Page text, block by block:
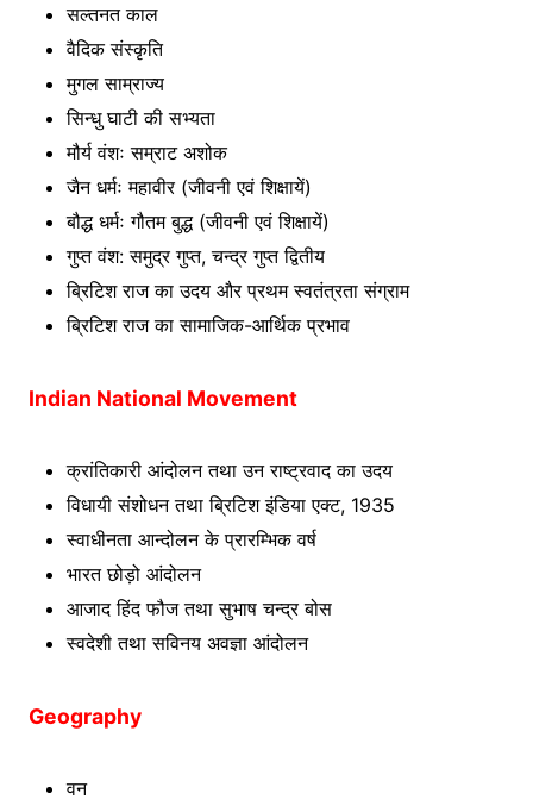
सल्तनत काल
वैदिक संस्कृति
मुगल साम्राज्य
सिन्धु घाटी की सभ्यता
मौर्य वंशः सम्राट अशोक
जैन धर्मः महावीर (जीवनी एवं शिक्षायें)
बौद्ध धर्मः गौतम बुद्ध (जीवनी एवं शिक्षायें)
गुप्त वंश: समुद्र गुप्त, चन्द्र गुप्त द्वितीय
ब्रिटिश राज का उदय और प्रथम स्वतंत्रता संग्राम
ब्रिटिश राज का सामाजिक-आर्थिक प्रभाव
Indian National Movement
क्रांतिकारी आंदोलन तथा उन राष्ट्रवाद का उदय
विधायी संशोधन तथा ब्रिटिश इंडिया एक्ट, 1935
स्वाधीनता आन्दोलन के प्रारम्भिक वर्ष
भारत छोड़ो आंदोलन
आजाद हिंद फौज तथा सुभाष चन्द्र बोस
स्वदेशी तथा सविनय अवज्ञा आंदोलन
Geography
वन